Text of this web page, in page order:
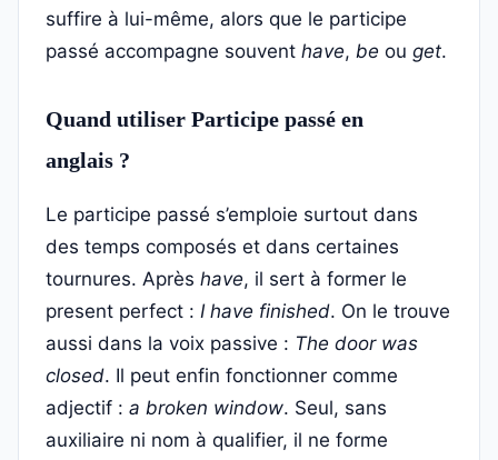
suffire à lui-même, alors que le participe
passé accompagne souvent have, be ou get.
Quand utiliser Participe passé en
anglais ?
Le participe passé s’emploie surtout dans
des temps composés et dans certaines
tournures. Après have, il sert à former le
present perfect : I have finished. On le trouve
aussi dans la voix passive : The door was
closed. Il peut enfin fonctionner comme
adjectif : a broken window. Seul, sans
auxiliaire ni nom à qualifier, il ne forme